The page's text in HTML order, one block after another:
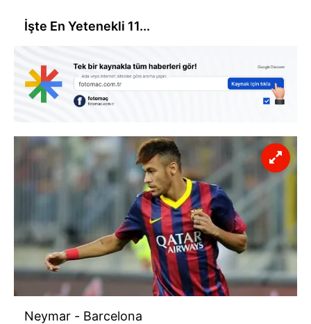
İşte En Yetenekli 11...
Neymar - Barcelona